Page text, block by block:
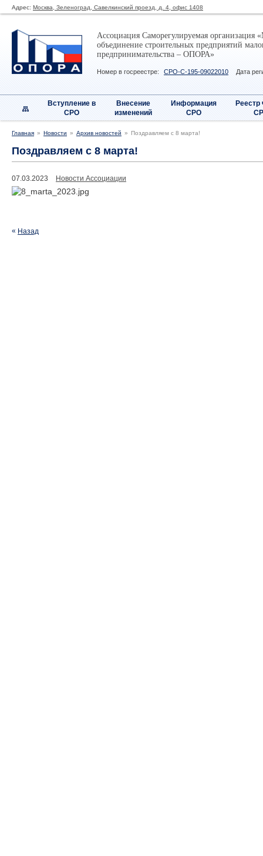
Адрес: Москва, Зеленоград, Савелкинский проезд, д. 4, офис 1408
Ассоциация Саморегулируемая организация
объединение строительных предприятий
предпринимательства – ОПОРА»
Номер в госреестре: СРО-С-195-09022010 Дата
Вступление в
СРО
Внесение
изменений
Информация
СРО
Реестр
Главная Новости Архив новостей Поздравляем с 8 марта!
Поздравляем с 8 марта!
07.03.2023 Новости Ассоциации
Назад